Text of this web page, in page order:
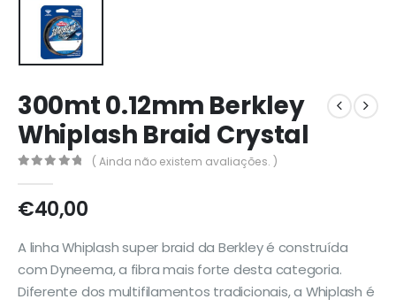
300mt 0.12mm Berkley
Whiplash Braid Crystal
( Ainda não existem avaliações. )
€40,00
A linha Whiplash super braid da Berkley é construída
com Dyneema, a fibra mais forte desta categoria.
Diferente dos multifilamentos tradicionais, a Whiplash é